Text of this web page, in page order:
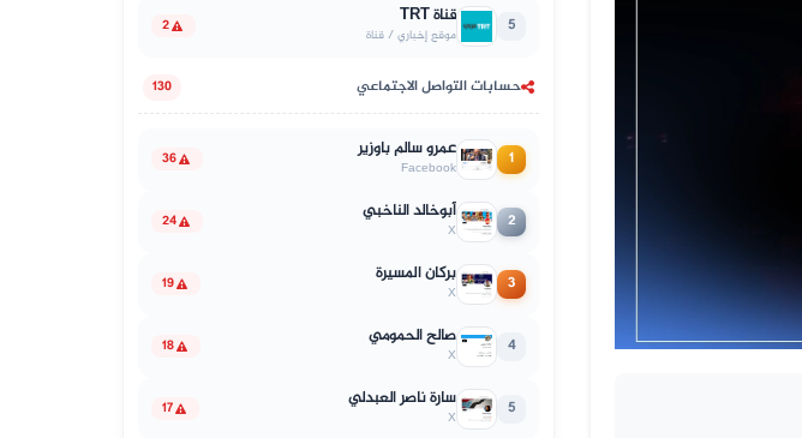
5 قناة TRT
موقع إخباري / قناة 2
حسابات التواصل الاجتماعي 130
1 عمرو سالم باوزير
Facebook
36
2 أبوخالد الناخبي
X
24
3 بركان المسيرة
X
19
4 صالح الحمومي
X
18
5 سارة ناصر العبدلي
X
17